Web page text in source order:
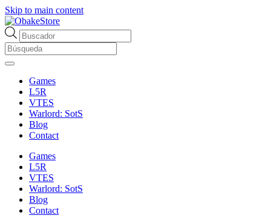
Skip to main content
Búsqueda
de
productos
Games
L5R
VTES
Warlord: SotS
Blog
Contact
Games
L5R
VTES
Warlord: SotS
Blog
Contact